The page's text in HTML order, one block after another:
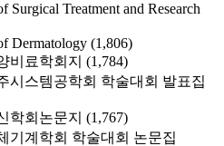
Surgical Treatment and Research
Dermatology (1,806)
비료학회지 (1,784)
시스템공학회 학술대회 발표집
학회논문지 (1,767)
기계학회 학술대회 논문집